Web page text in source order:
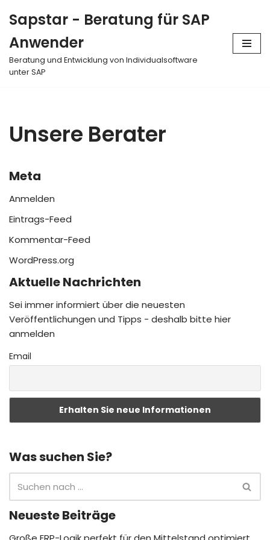
Inhalt
springen
Sapstar - Beratung für SAP
Anwender
Beratung und Entwicklung von Individualsoftware
unter SAP
Unsere Berater
Meta
Anmelden
Eintrags-Feed
Kommentar-Feed
WordPress.org
Aktuelle Nachrichten
Sei immer informiert über die neuesten
Veröffentlichungen und Tipps - deshalb bitte hier
anmelden
Email
Was suchen Sie?
Neueste Beiträge